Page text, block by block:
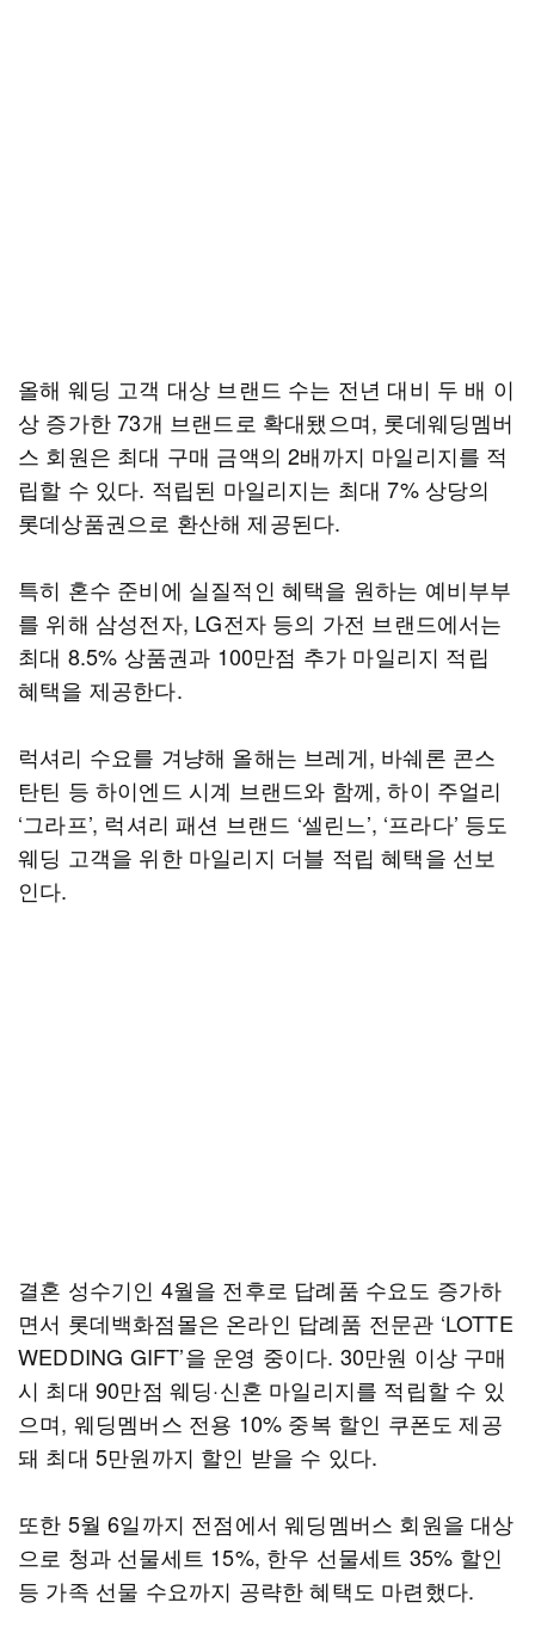
올해 웨딩 고객 대상 브랜드 수는 전년 대비 두 배 이
상 증가한 73개 브랜드로 확대됐으며, 롯데웨딩멤버
스 회원은 최대 구매 금액의 2배까지 마일리지를 적
립할 수 있다. 적립된 마일리지는 최대 7% 상당의
롯데상품권으로 환산해 제공된다.
특히 혼수 준비에 실질적인 혜택을 원하는 예비부부
를 위해 삼성전자, LG전자 등의 가전 브랜드에서는
최대 8.5% 상품권과 100만점 추가 마일리지 적립
혜택을 제공한다.
럭셔리 수요를 겨냥해 올해는 브레게, 바쉐론 콘스
탄틴 등 하이엔드 시계 브랜드와 함께, 하이 주얼리
‘그라프’, 럭셔리 패션 브랜드 ‘셀린느’, ‘프라다’ 등도
웨딩 고객을 위한 마일리지 더블 적립 혜택을 선보
인다.
결혼 성수기인 4월을 전후로 답례품 수요도 증가하
면서 롯데백화점몰은 온라인 답례품 전문관 ‘LOTTE
WEDDING GIFT’을 운영 중이다. 30만원 이상 구매
시 최대 90만점 웨딩·신혼 마일리지를 적립할 수 있
으며, 웨딩멤버스 전용 10% 중복 할인 쿠폰도 제공
돼 최대 5만원까지 할인 받을 수 있다.
또한 5월 6일까지 전점에서 웨딩멤버스 회원을 대상
으로 청과 선물세트 15%, 한우 선물세트 35% 할인
등 가족 선물 수요까지 공략한 혜택도 마련했다.